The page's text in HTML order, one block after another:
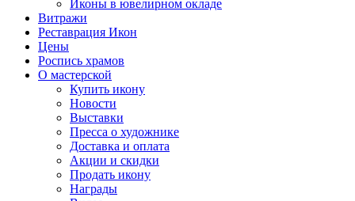
Иконы в ювелирном окладе
Витражи
Реставрация Икон
Цены
Роспись храмов
О мастерской
Купить икону
Новости
Выставки
Пресса о художнике
Доставка и оплата
Акции и скидки
Продать икону
Награды